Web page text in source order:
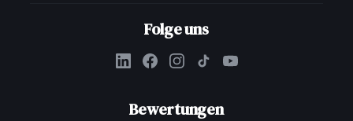
Folge uns
Bewertungen